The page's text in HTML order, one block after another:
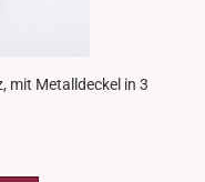
mit Metalldeckel in 3